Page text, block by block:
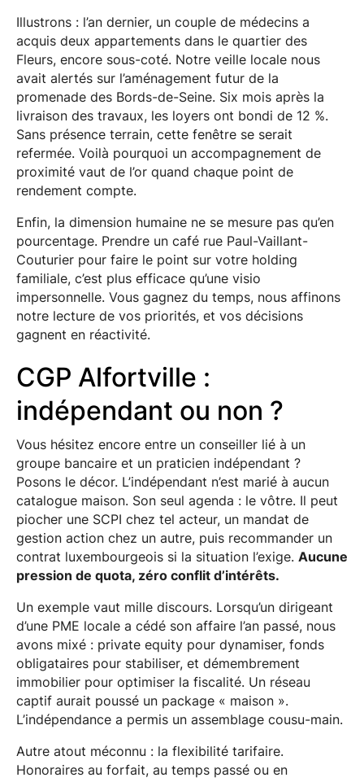
Illustrons : l’an dernier, un couple de médecins a
acquis deux appartements dans le quartier des
Fleurs, encore sous-coté. Notre veille locale nous
avait alertés sur l’aménagement futur de la
promenade des Bords-de-Seine. Six mois après la
livraison des travaux, les loyers ont bondi de 12 %.
Sans présence terrain, cette fenêtre se serait
refermée. Voilà pourquoi un accompagnement de
proximité vaut de l’or quand chaque point de
rendement compte.
Enfin, la dimension humaine ne se mesure pas qu’en
pourcentage. Prendre un café rue Paul-Vaillant-
Couturier pour faire le point sur votre holding
familiale, c’est plus efficace qu’une visio
impersonnelle. Vous gagnez du temps, nous affinons
notre lecture de vos priorités, et vos décisions
gagnent en réactivité.
CGP Alfortville :
indépendant ou non ?
Vous hésitez encore entre un conseiller lié à un
groupe bancaire et un praticien indépendant ?
Posons le décor. L’indépendant n’est marié à aucun
catalogue maison. Son seul agenda : le vôtre. Il peut
piocher une SCPI chez tel acteur, un mandat de
gestion action chez un autre, puis recommander un
contrat luxembourgeois si la situation l’exige. Aucune
pression de quota, zéro conflit d’intérêts.
Un exemple vaut mille discours. Lorsqu’un dirigeant
d’une PME locale a cédé son affaire l’an passé, nous
avons mixé : private equity pour dynamiser, fonds
obligataires pour stabiliser, et démembrement
immobilier pour optimiser la fiscalité. Un réseau
captif aurait poussé un package « maison ».
L’indépendance a permis un assemblage cousu-main.
Autre atout méconnu : la flexibilité tarifaire.
Honoraires au forfait, au temps passé ou en